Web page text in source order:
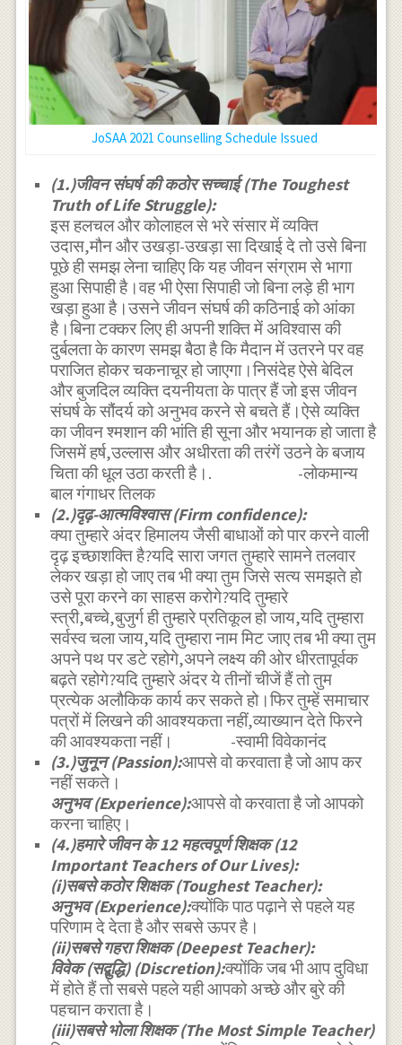
JoSAA 2021 Counselling Schedule Issued
(1.)जीवन संघर्ष की कठोर सच्चाई (The Toughest
Truth of Life Struggle):
इस हलचल और कोलाहल से भरे संसार में व्यक्ति
उदास,मौन और उखड़ा-उखड़ा सा दिखाई दे तो उसे बिना
पूछे ही समझ लेना चाहिए कि यह जीवन संग्राम से भागा
हुआ सिपाही है।वह भी ऐसा सिपाही जो बिना लड़े ही भाग
खड़ा हुआ है।उसने जीवन संघर्ष की कठिनाई को आंका
है।बिना टक्कर लिए ही अपनी शक्ति में अविश्वास की
दुर्बलता के कारण समझ बैठा है कि मैदान में उतरने पर वह
पराजित होकर चकनाचूर हो जाएगा।निसंदेह ऐसे बेदिल
और बुजदिल व्यक्ति दयनीयता के पात्र हैं जो इस जीवन
संघर्ष के सौंदर्य को अनुभव करने से बचते हैं।ऐसे व्यक्ति
का जीवन श्मशान की भांति ही सूना और भयानक हो जाता है
जिसमें हर्ष,उल्लास और अधीरता की तरंगें उठने के बजाय
चिता की धूल उठा करती है।. -लोकमान्य
बाल गंगाधर तिलक
(2.)दृढ़-आत्मविश्वास (Firm confidence):
क्या तुम्हारे अंदर हिमालय जैसी बाधाओं को पार करने वाली
दृढ़ इच्छाशक्ति है?यदि सारा जगत तुम्हारे सामने तलवार
लेकर खड़ा हो जाए तब भी क्या तुम जिसे सत्य समझते हो
उसे पूरा करने का साहस करोगे?यदि तुम्हारे
स्त्री,बच्चे,बुजुर्ग ही तुम्हारे प्रतिकूल हो जाय,यदि तुम्हारा
सर्वस्व चला जाय,यदि तुम्हारा नाम मिट जाए तब भी क्या तुम
अपने पथ पर डटे रहोगे,अपने लक्ष्य की ओर धीरतापूर्वक
बढ़ते रहोगे?यदि तुम्हारे अंदर ये तीनों चीजें हैं तो तुम
प्रत्येक अलौकिक कार्य कर सकते हो।फिर तुम्हें समाचार
पत्रों में लिखने की आवश्यकता नहीं,व्याख्यान देते फिरने
की आवश्यकता नहीं। -स्वामी विवेकानंद
(3.)जुनून (Passion):आपसे वो करवाता है जो आप कर
नहीं सकते।
अनुभव (Experience):आपसे वो करवाता है जो आपको
करना चाहिए।
(4.)हमारे जीवन के 12 महत्वपूर्ण शिक्षक (12
Important Teachers of Our Lives):
(i)सबसे कठोर शिक्षक (Toughest Teacher):
अनुभव (Experience):क्योंकि पाठ पढ़ाने से पहले यह
परिणाम दे देता है और सबसे ऊपर है।
(ii)सबसे गहरा शिक्षक (Deepest Teacher):
विवेक (सद्बुद्धि) (Discretion):क्योंकि जब भी आप दुविधा
में होते हैं तो सबसे पहले यही आपको अच्छे और बुरे की
पहचान कराता है।
(iii)सबसे भोला शिक्षक (The Most Simple Teacher)